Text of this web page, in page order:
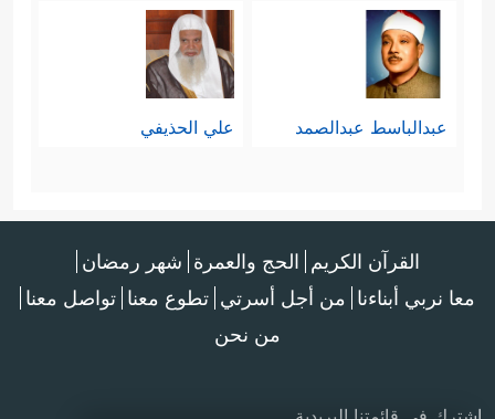
عبدالباسط عبدالصمد علي الحذيفي
القرآن الكريم الحج والعمرة شهر رمضان
معا نربي أبناءنا من أجل أسرتي تطوع معنا تواصل معنا
من نحن